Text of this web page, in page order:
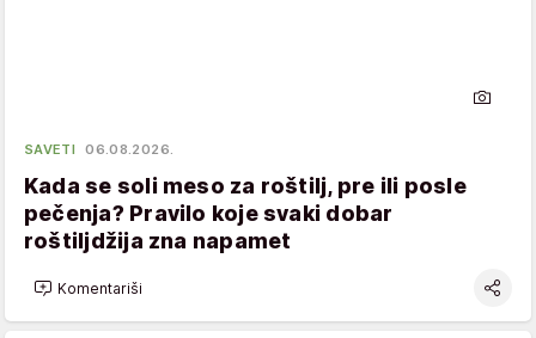
SAVETI 06.08.2026.
Kada se soli meso za roštilj, pre ili posle
pečenja? Pravilo koje svaki dobar
roštiljdžija zna napamet
Komentariši